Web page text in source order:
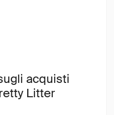
acquisti
Litter